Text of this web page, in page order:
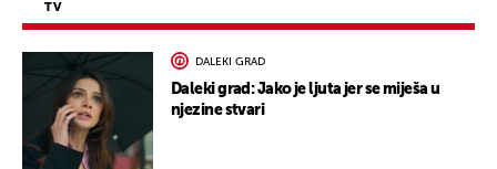
TV
DALEKI GRAD
Daleki grad: Jako je ljuta jer se miješa u
njezine stvari